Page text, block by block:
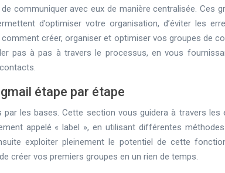
communiquer avec eux de manière centralisée. Ces
d’optimiser votre organisation, d’éviter les
créer, organiser et optimiser vos groupes de
pas à pas à travers le processus, en vous
étape par étape
les bases. Cette section vous guidera à travers les
appelé « label », en utilisant différentes
exploiter pleinement le potentiel de cette
créer vos premiers groupes en un rien de temps.